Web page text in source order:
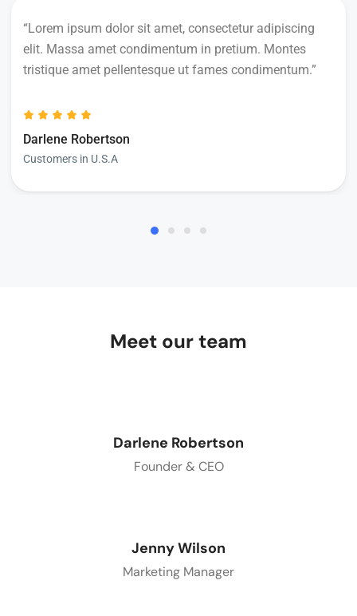
“Lorem ipsum dolor sit amet, consectetur adipiscing
elit. Massa amet condimentum in pretium. Montes
tristique amet pellentesque ut fames condimentum.”
Darlene Robertson
Customers in U.S.A
Meet our team
Darlene Robertson
Founder & CEO
Jenny Wilson
Marketing Manager